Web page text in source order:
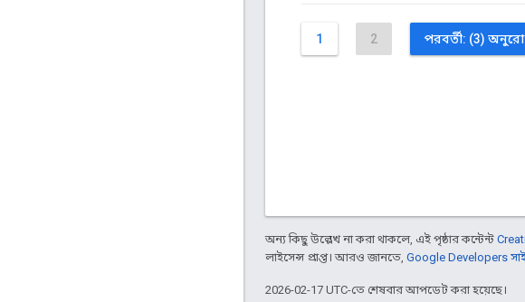
1 2 পরবর্তী: (3)
অন্য কিছু উল্লেখ না করা থাকলে, এই পৃষ্ঠার কন্টেন্ট
লাইসেন্স প্রাপ্ত। আরও জানতে, Google Developers
2026-02-17 UTC-তে শেষবার আপডেট করা হয়েছে।